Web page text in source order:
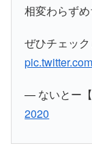
相変わらず
ぜひチェッ
— ないとー
2020